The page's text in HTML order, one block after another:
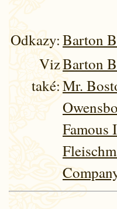
Odkazy:Barton
Viz
také:
Barton
Mr.
Famous